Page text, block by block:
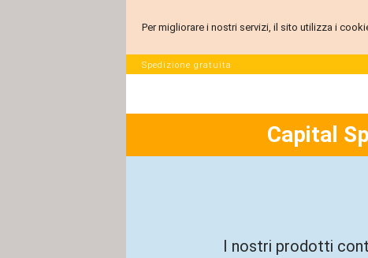
Capital
I nostri prodotti
Spedizione gratuita
Per migliorare i nostri servizi, il sito utilizza i